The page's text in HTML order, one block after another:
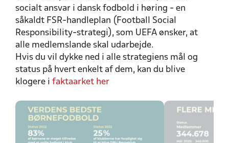
socialt ansvar i dansk fodbold i høring - en
såkaldt FSR-handleplan (Football Social
Responsibility-strategi), som UEFA ønsker, at
alle medlemslande skal udarbejde.
Hvis du vil dykke ned i alle strategiens mål og
status på hvert enkelt af dem, kan du blive
klogere i faktaarket her